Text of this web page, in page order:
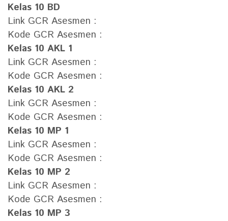
Kelas 10 BD
Link GCR Asesmen :
Kode GCR Asesmen :
Kelas 10 AKL 1
Link GCR Asesmen :
Kode GCR Asesmen :
Kelas 10 AKL 2
Link GCR Asesmen :
Kode GCR Asesmen :
Kelas 10 MP 1
Link GCR Asesmen :
Kode GCR Asesmen :
Kelas 10 MP 2
Link GCR Asesmen :
Kode GCR Asesmen :
Kelas 10 MP 3